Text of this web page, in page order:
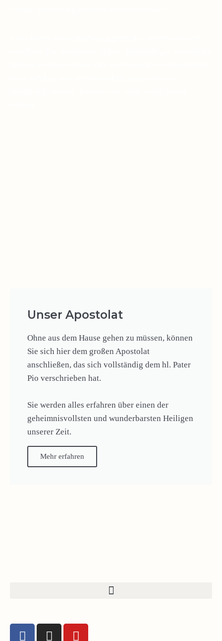
Unser Apostolat
Ohne aus dem Hause gehen zu müssen, können
Sie sich hier dem großen Apostolat
anschließen, das sich vollständig dem hl. Pater
Pio verschrieben hat.
Sie werden alles erfahren über einen der
geheimnisvollsten und wunderbarsten Heiligen
unserer Zeit.
Mehr erfahren